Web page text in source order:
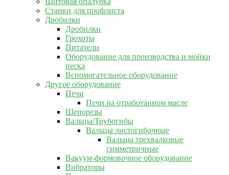
Станки для профлиста
Дробилки
Дробилки
Грохоты
Питатели
Оборудование для производства и мойки
песка
Вспомогательное оборудование
Другое оборудование
Печи
Печи на отработанном масле
Щепорезы
Вальцы/Трубогибы
Вальцы листогибочные
Вальцы трехвалковые
симметричные
Вакуум-формовочное оборудование
Вибраторы